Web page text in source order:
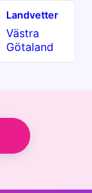
Landvetter
Västra
Götaland